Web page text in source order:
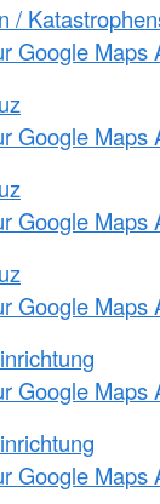
/
Google Maps
Google Maps
Google Maps
Google Maps
Google Maps
Google Maps